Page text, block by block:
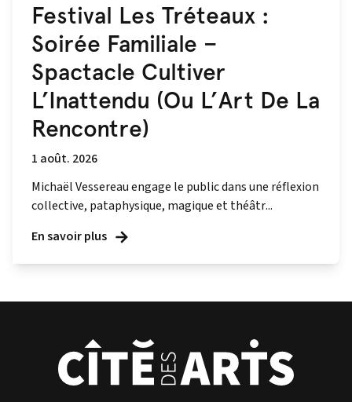
Festival Les Tréteaux :
Soirée Familiale –
Spactacle Cultiver
L’Inattendu (Ou L’Art De La
Rencontre)
1 août. 2026
Michaël Vessereau engage le public dans une réflexion
collective, pataphysique, magique et théâtr...
En savoir plus